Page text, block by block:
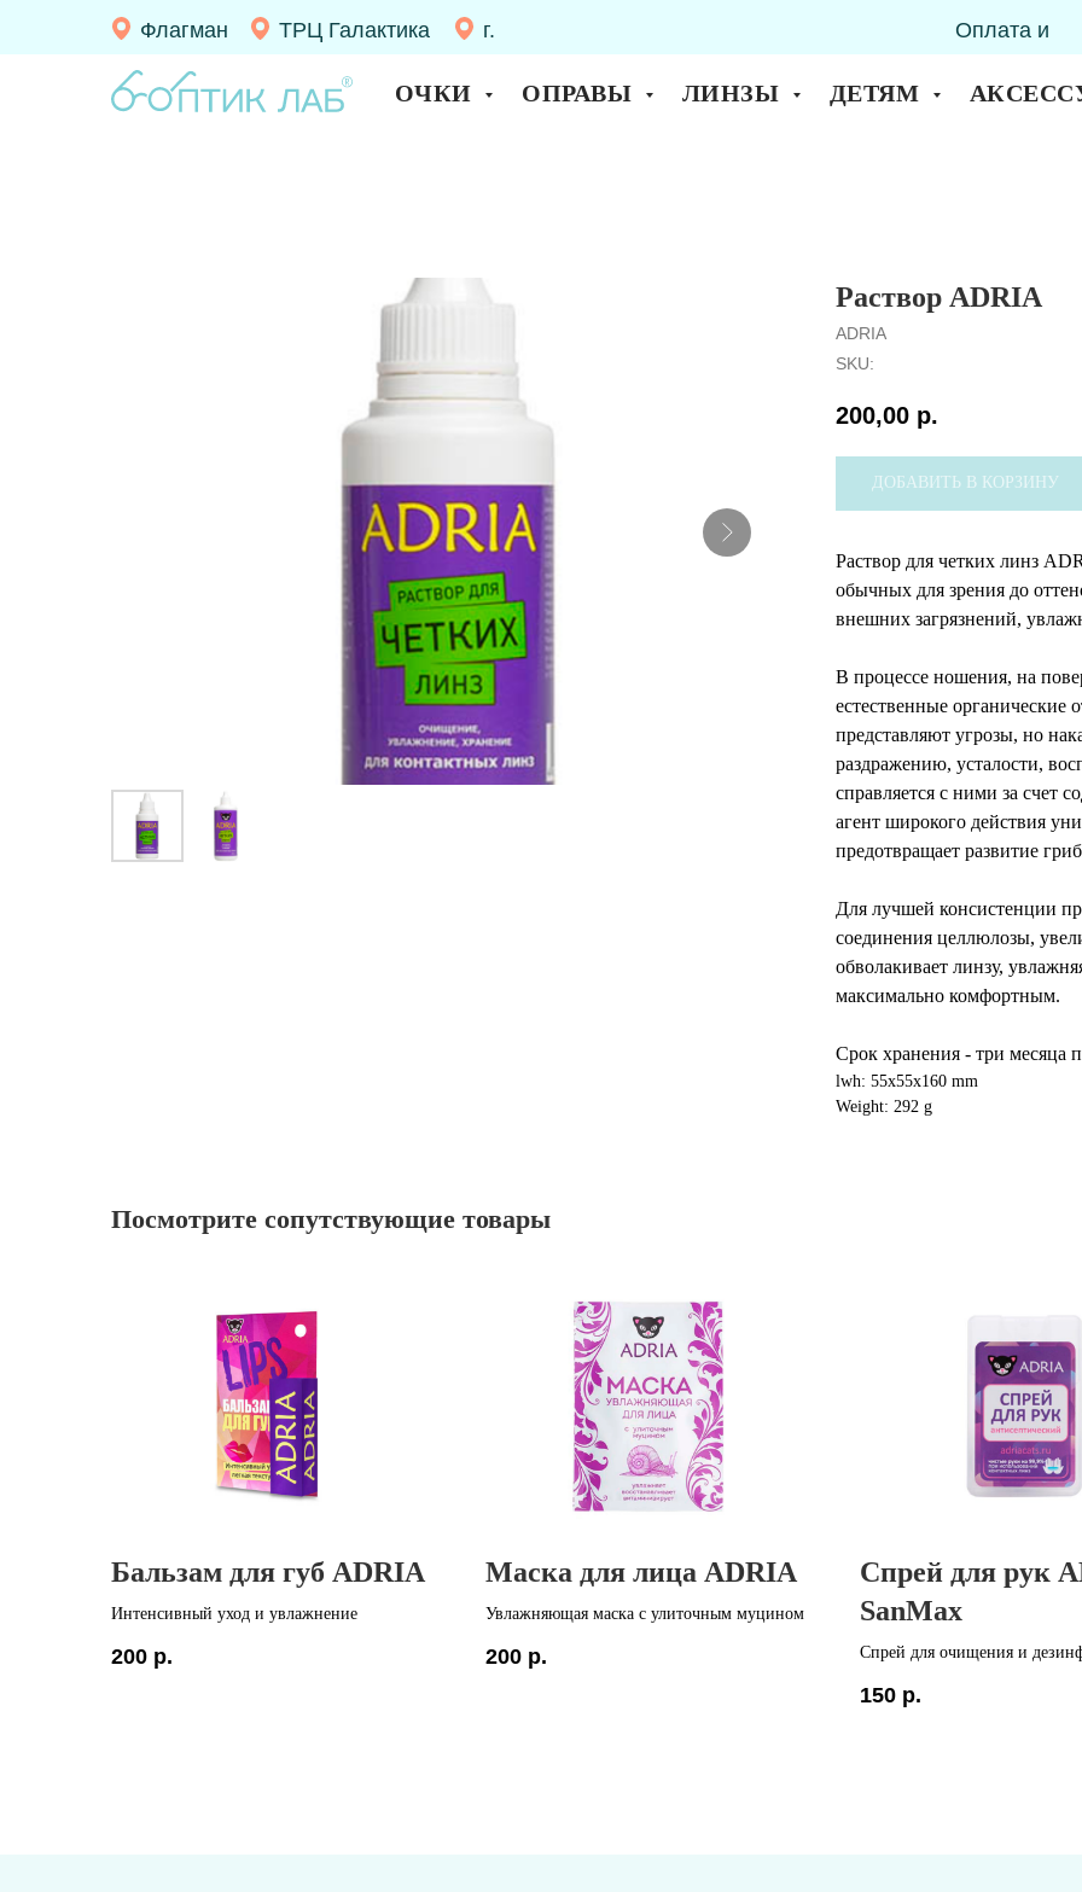
Флагман ТРЦ Галактика
Оплата и
г.
ОЧКИ ОПРАВЫ ЛИНЗЫ ДЕТЯМ
Раствор ADRIA
ADRIA
SKU:
200,00 р.
ДОБАВИТЬ В КОРЗИНУ
Раствор для четких линз
обычных для зрения до
внешних загрязнений,
В процессе ношения, на
естественные органические
представляют угрозы, но
раздражению, усталости,
справляется с ними за счет
агент широкого действия
предотвращает развитие
Для лучшей консистенции
соединения целлюлозы,
обволакивает линзу,
максимально комфортным.
Срок хранения - три месяца
lwh: 55x55x160 mm
Weight: 292 g
Посмотрите сопутствующие товары
Бальзам для губ ADRIA
Интенсивный уход и увлажнение
200 р.
Маска для лица ADRIA
Увлажняющая маска с улиточным муцином
200 р.
Спрей для рук
SanMax
Спрей для очищения и
150 р.